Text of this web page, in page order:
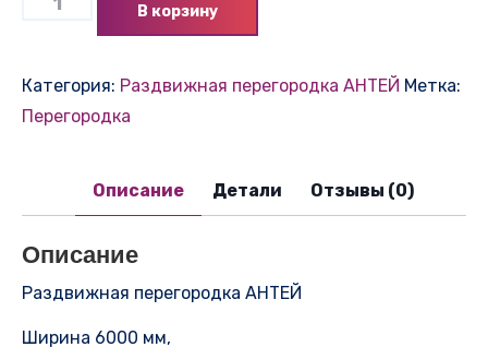
В корзину
Категория: Раздвижная перегородка АНТЕЙ Метка:
Перегородка
Описание Детали Отзывы (0)
Описание
Раздвижная перегородка АНТЕЙ
Ширина 6000 мм,